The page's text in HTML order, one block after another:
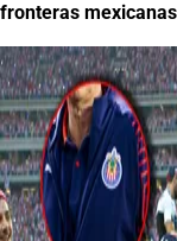
fronteras